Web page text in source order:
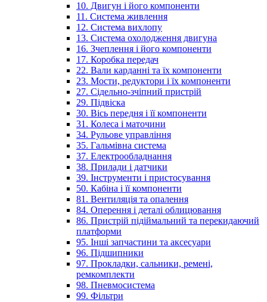
10. Двигун і його компоненти
11. Система живлення
12. Система вихлопу
13. Система охолодження двигуна
16. Зчеплення і його компоненти
17. Коробка передач
22. Вали карданні та їх компоненти
23. Мости, редуктори і їх компоненти
27. Сідельно-зчіпний пристрій
29. Підвіска
30. Вісь передня і її компоненти
31. Колеса і маточини
34. Рульове управління
35. Гальмівна система
37. Електрообладнання
38. Прилади і датчики
39. Інструменти і пристосування
50. Кабіна і її компоненти
81. Вентиляція та опалення
84. Оперення і деталі облицювання
86. Пристрій підіймальний та перекидаючий
платформи
95. Інші запчастини та аксесуари
96. Підшипники
97. Прокладки, сальники, ремені,
ремкомплекти
98. Пневмосистема
99. Фільтри